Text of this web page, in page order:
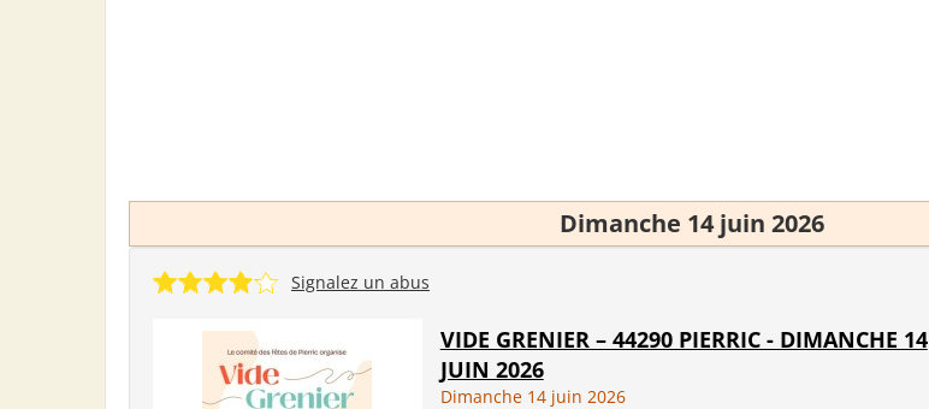
Dimanche 14 juin 2026
Signalez un abus
VIDE GRENIER – 44290 PIERRIC - DIMANCHE 14
JUIN 2026
Dimanche 14 juin 2026